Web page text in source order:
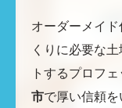
オーダーメイ
くりに必要な
トするプロフ
市で厚い信頼